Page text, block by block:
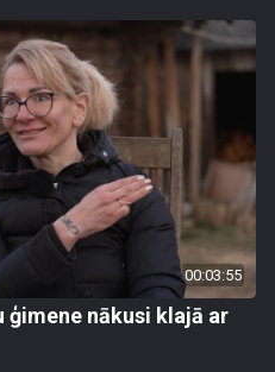
00:03:55
ģimene nākusi klajā ar